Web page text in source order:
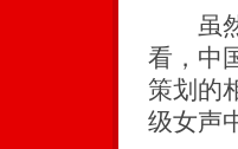
虽然
看，中
策划的
级女声